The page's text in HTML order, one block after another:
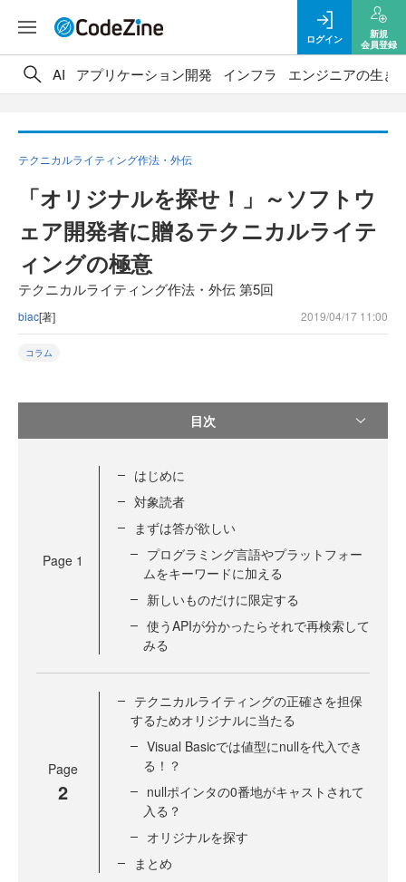
ログイン
新規
会員登録
AI アプリケーション開発 インフラ エンジニアの生き
テクニカルライティング作法・外伝
「オリジナルを探せ！」～ソフトウ
ェア開発者に贈るテクニカルライテ
ィングの極意
テクニカルライティング作法・外伝 第5回
biac[著] 2019/04/17 11:00
コラム
目次
Page 1
はじめに
対象読者
まずは答が欲しい
プログラミング言語やプラットフォー
ムをキーワードに加える
新しいものだけに限定する
使うAPIが分かったらそれで再検索して
みる
Page
2
テクニカルライティングの正確さを担保
するためオリジナルに当たる
Visual Basicでは値型にnullを代入でき
る！？
nullポインタの0番地がキャストされて
入る？
オリジナルを探す
まとめ